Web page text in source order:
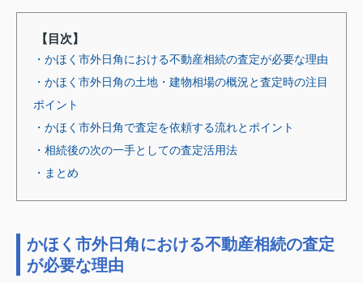
【目次】
・かほく市外日角における不動産相続の査定が必要な理由
・かほく市外日角の土地・建物相場の概況と査定時の注目
ポイント
・かほく市外日角で査定を依頼する流れとポイント
・相続後の次の一手としての査定活用法
・まとめ
かほく市外日角における不動産相続の査定
が必要な理由